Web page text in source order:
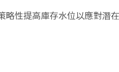
略性提高庫存水位以應對潛